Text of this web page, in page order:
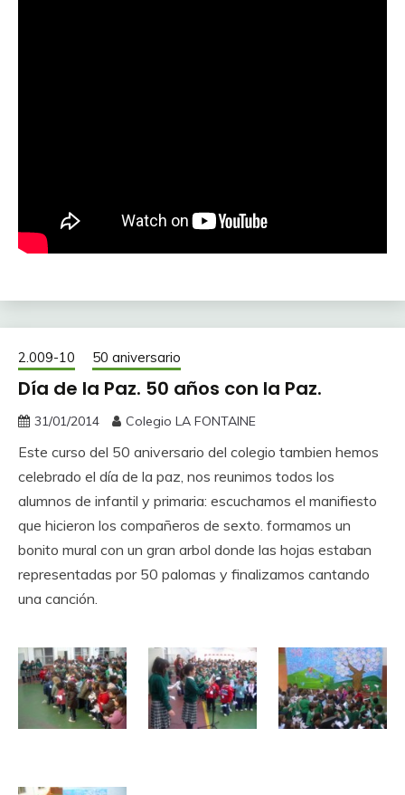
2.009-10 50 aniversario
Día de la Paz. 50 años con la Paz.
31/01/2014 Colegio LA FONTAINE
Este curso del 50 aniversario del colegio tambien hemos
celebrado el día de la paz, nos reunimos todos los
alumnos de infantil y primaria: escuchamos el manifiesto
que hicieron los compañeros de sexto. formamos un
bonito mural con un gran arbol donde las hojas estaban
representadas por 50 palomas y finalizamos cantando
una canción.